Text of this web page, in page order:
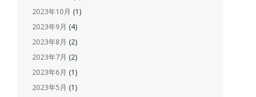
2023年10月 (1)
2023年9月 (4)
2023年8月 (2)
2023年7月 (2)
2023年6月 (1)
2023年5月 (1)